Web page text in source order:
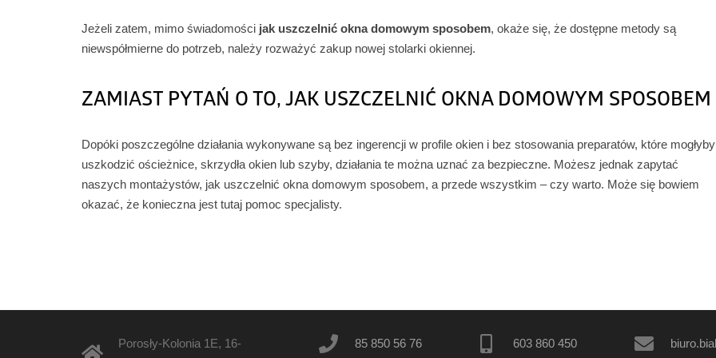
Jeżeli zatem, mimo świadomości jak uszczelnić okna domowym sposobem, okaże się, że dostępne metody są
niewspółmierne do potrzeb, należy rozważyć zakup nowej stolarki okiennej.
ZAMIAST PYTAŃ O TO, JAK USZCZELNIĆ OKNA DOMOWYM SPOSOBEM
Dopóki poszczególne działania wykonywane są bez ingerencji w profile okien i bez stosowania preparatów, które mogłyby
uszkodzić ościeżnice, skrzydła okien lub szyby, działania te można uznać za bezpieczne. Możesz jednak zapytać
naszych montażystów, jak uszczelnić okna domowym sposobem, a przede wszystkim – czy warto. Może się bowiem
okazać, że konieczna jest tutaj pomoc specjalisty.
Porosły-Kolonia 1E, 16-
85 850 56 76 603 860 450